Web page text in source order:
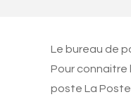
Le bureau de
Pour connaitre
poste La